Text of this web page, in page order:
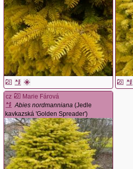
cz
Marie Fárová
Abies nordmanniana (Jedle
kavkazská 'Golden Spreader')